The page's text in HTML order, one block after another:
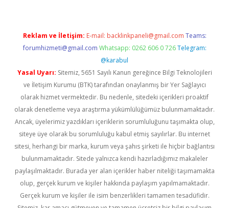
Reklam ve İletişim: E-mail: backlinkpaneli@gmail.com Teams:
forumhizmeti@gmail.com Whatsapp: 0262 606 0 726 Telegram:
@karabul
Yasal Uyarı: Sitemiz, 5651 Sayılı Kanun gereğince Bilgi Teknolojileri
ve İletişim Kurumu (BTK) tarafından onaylanmış bir Yer Sağlayıcı
olarak hizmet vermektedir. Bu nedenle, sitedeki içerikleri proaktif
olarak denetleme veya araştırma yükümlülüğümüz bulunmamaktadır.
Ancak, üyelerimiz yazdıkları içeriklerin sorumluluğunu taşımakta olup,
siteye üye olarak bu sorumluluğu kabul etmiş sayılırlar. Bu internet
sitesi, herhangi bir marka, kurum veya şahıs şirketi ile hiçbir bağlantısı
bulunmamaktadır. Sitede yalnızca kendi hazırladığımız makaleler
paylaşılmaktadır. Burada yer alan içerikler haber niteliği taşımamakta
olup, gerçek kurum ve kişiler hakkında paylaşım yapılmamaktadır.
Gerçek kurum ve kişiler ile isim benzerlikleri tamamen tesadüfidir.